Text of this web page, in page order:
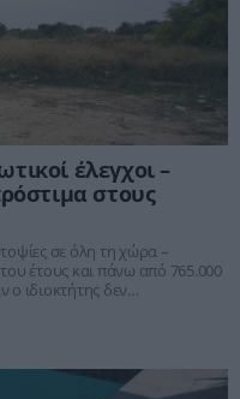
έλεγχοι –
στους
σε όλη τη χώρα –
έτους και πάνω από 765.000
ο ιδιοκτήτης δεν